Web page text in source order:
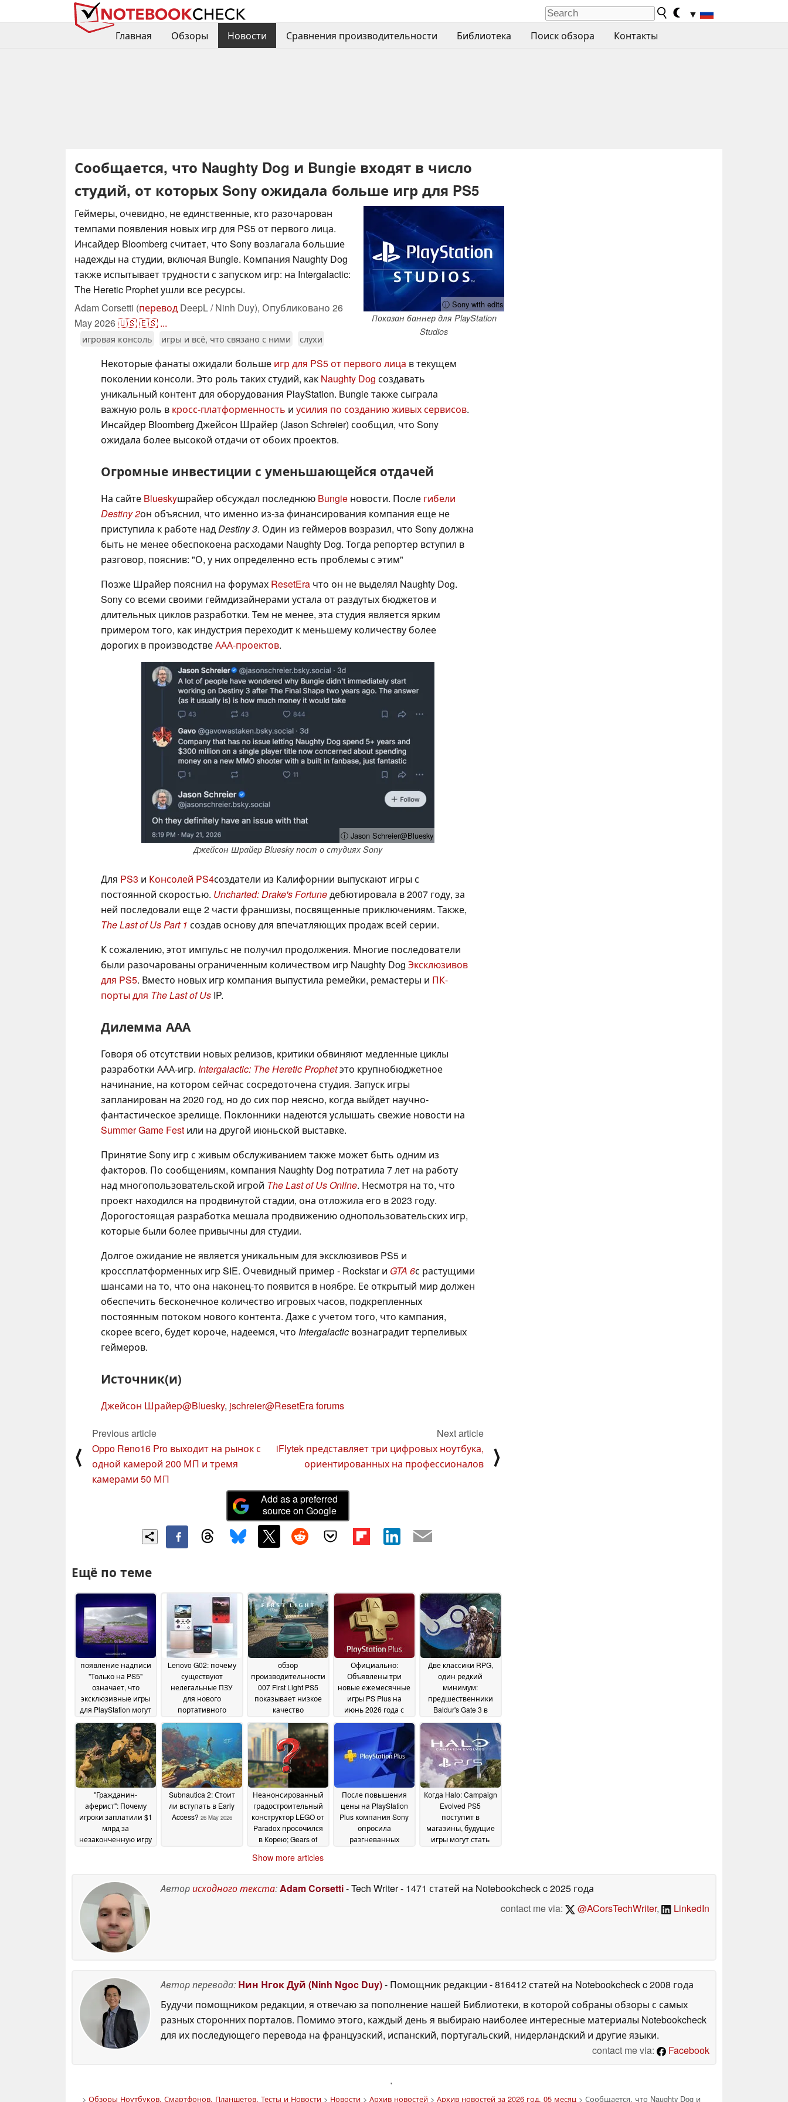
▼
Главная
Обзоры Новости Сравнения производительности Библиотека Поиск обзора Контакты
Сообщается, что Naughty Dog и Bungie входят в число
студий, от которых Sony ожидала больше игр для PS5
ⓘ Sony with edits
Показан баннер для PlayStation
Studios
Геймеры, очевидно, не единственные, кто разочарован
темпами появления новых игр для PS5 от первого лица.
Инсайдер Bloomberg считает, что Sony возлагала большие
надежды на студии, включая Bungie. Компания Naughty Dog
также испытывает трудности с запуском игр: на Intergalactic:
The Heretic Prophet ушли все ресурсы.
Adam Corsetti (перевод DeepL / Ninh Duy), Опубликовано 26
May 2026🇺🇸🇪🇸 ...
игровая консоль игры и всё, что связано с ними слухи
Некоторые фанаты ожидали больше игр для PS5 от первого лица в текущем
поколении консоли. Это роль таких студий, как Naughty Dog создавать
уникальный контент для оборудования PlayStation. Bungie также сыграла
важную роль в кросс-платформенность и усилия по созданию живых сервисов.
Инсайдер Bloomberg Джейсон Шрайер (Jason Schreier) сообщил, что Sony
ожидала более высокой отдачи от обоих проектов.
Огромные инвестиции с уменьшающейся отдачей
На сайте Blueskyшрайер обсуждал последнюю Bungie новости. После гибели
Destiny 2он объяснил, что именно из-за финансирования компания еще не
приступила к работе надDestiny 3. Один из геймеров возразил, что Sony должна
быть не менее обеспокоена расходами Naughty Dog. Тогда репортер вступил в
разговор, пояснив: "О, у них определенно есть проблемы с этим"
Позже Шрайер пояснил на форумах ResetEra что он не выделял Naughty Dog.
Sony со всеми своими геймдизайнерами устала от раздутых бюджетов и
длительных циклов разработки. Тем не менее, эта студия является ярким
примером того, как индустрия переходит к меньшему количеству более
дорогих в производствеААА-проектов.
ⓘ Jason Schreier@Bluesky
Джейсон Шрайер Bluesky пост о студиях Sony
Для PS3 и Консолей PS4создатели из Калифорнии выпускают игры с
постоянной скоростью. Uncharted: Drake's Fortuneдебютировала в 2007 году, за
ней последовали еще 2 части франшизы, посвященные приключениям. Также,
The Last of Us Part 1 создав основу для впечатляющих продаж всей серии.
К сожалению, этот импульс не получил продолжения. Многие последователи
были разочарованы ограниченным количеством игр Naughty Dog Эксклюзивов
для PS5. Вместо новых игр компания выпустила ремейки, ремастеры и ПК-
порты для The Last of Us IP.
Дилемма ААА
Говоря об отсутствии новых релизов, критики обвиняют медленные циклы
разработки ААА-игр. Intergalactic: The Heretic Prophetэто крупнобюджетное
начинание, на котором сейчас сосредоточена студия. Запуск игры
запланирован на 2020 год, но до сих пор неясно, когда выйдет научно-
фантастическое зрелище. Поклонники надеются услышать свежие новости на
Summer Game Fest или на другой июньской выставке.
Принятие Sony игр с живым обслуживанием также может быть одним из
факторов. По сообщениям, компания Naughty Dog потратила 7 лет на работу
над многопользовательской игрой The Last of Us Online. Несмотря на то, что
проект находился на продвинутой стадии, она отложила его в 2023 году.
Дорогостоящая разработка мешала продвижению однопользовательских игр,
которые были более привычны для студии.
Долгое ожидание не является уникальным для эксклюзивов PS5 и
кроссплатформенных игр SIE. Очевидный пример - Rockstar и GTA 6с растущими
шансами на то, что она наконец-то появится в ноябре. Ее открытый мир должен
обеспечить бесконечное количество игровых часов, подкрепленных
постоянным потоком нового контента. Даже с учетом того, что кампания,
скорее всего, будет короче, надеемся, что Intergalactic вознаградит терпеливых
геймеров.
Источник(и)
Джейсон Шрайер@Bluesky, jschreier@ResetEra forums
⟨
Previous article
Oppo Reno16 Pro выходит на рынок с
одной камерой 200 МП и тремя
камерами 50 МП
Next article
iFlytek представляет три цифровых ноутбука,
ориентированных на профессионалов
⟩
Add as a preferred
source on Google
Ещё по теме
появление надписи
"Только на PS5"
означает, что
эксклюзивные игры
для PlayStation могут
02 June 2026
Lenovo G02: почему
существуют
нелегальные ПЗУ
для нового
портативного
Game Boy
обзор
производительности
007 First Light PS5
показывает низкое
качество
сравнению с PS5 Pro
27 May 2026
Официально:
Объявлены три
новые ежемесячные
игры PS Plus на
июнь 2026 года с
26 May 2026
Две классики RPG,
один редкий
минимум:
предшественники
Baldur's Gate 3 в
вместо $60 в Steam
26
May 2026
"Гражданин-
аферист": Почему
игроки заплатили $1
млрд за
незаконченную игру
Subnautica 2: Стоит
ли вступать в Early
Access? 26 May 2026
Неанонсированный
градостроительный
конструктор LEGO от
Paradox просочился
в Корею; Gears of
оценили26 May 2026
После повышения
цены на PlayStation
Plus компания Sony
опросила
разгневанных
Когда Halo: Campaign
Evolved PS5
поступит в
магазины, будущие
игры могут стать
Show more articles
Авторисходного текста:Adam Corsetti- Tech Writer- 1471 статей на Notebookcheckc 2025 года
contact me via:
@ACorsTechWriter, LinkedIn
Автор перевода: Нин Нгок Дуй (Ninh Ngoc Duy)- Помощник редакции - 816412 статей на Notebookcheckc 2008 года
Будучи помощником редакции, я отвечаю за пополнение нашей Библиотеки, в которой собраны обзоры с самых
разных сторонних порталов. Помимо этого, каждый день я выбираю наиболее интересные материалы Notebookcheck
для их последующего перевода на французский, испанский, португальский, нидерландский и другие языки.
contact me via:
Facebook
'
> Обзоры Ноутбуков, Смартфонов, Планшетов. Тесты и Новости> Новости> Архив новостей> Архив новостей за 2026 год, 05 месяц > Сообщается, что Naughty Dog и